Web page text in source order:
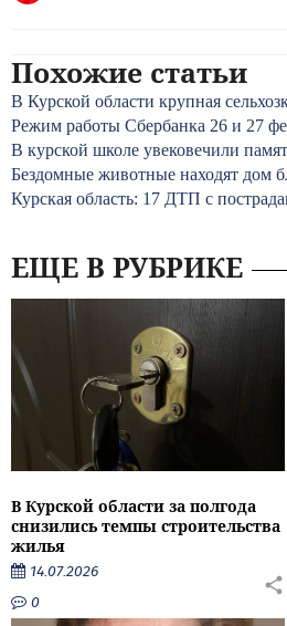
Похожие статьи
В Курской области крупная
Режим работы Сбербанка 26 и 27
В курской школе увековечили
Бездомные животные находят дом
Курская область: 17 ДТП с
ЕЩЕ В РУБРИКЕ
В Курской области за полгода
снизились темпы строительства
жилья
14.07.2026
0